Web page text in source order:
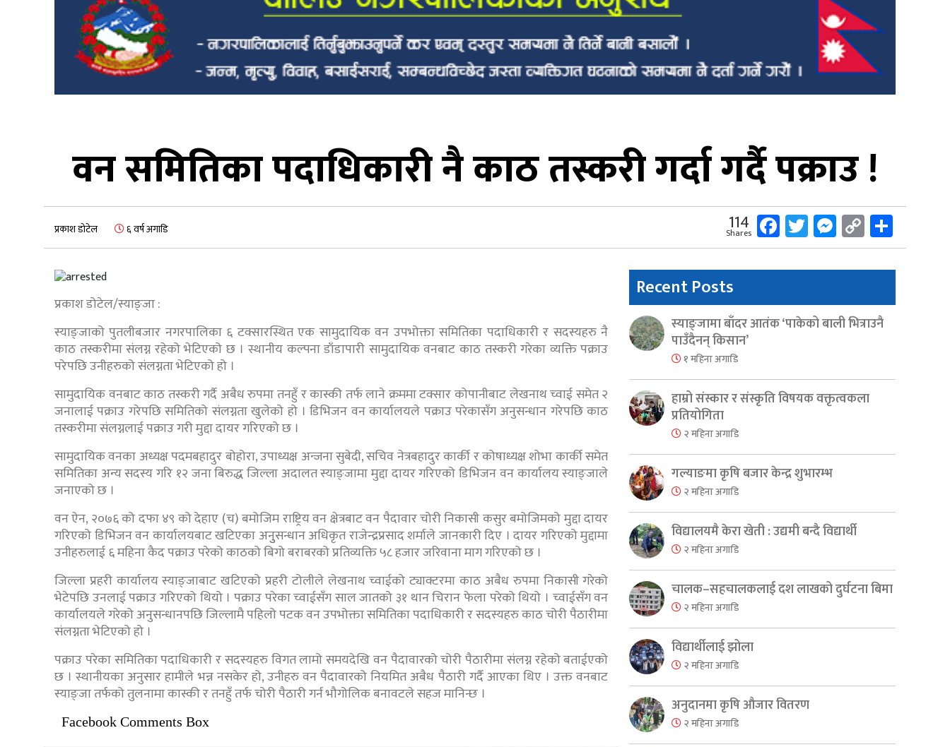
वन समितिका पदाधिकारी नै काठ तस्करी गर्दा गर्दै पक्राउ !
प्रकाश डोटेल ६ वर्ष अगाडि 114
Shares Facebook
Twitter
Messenger
Copy
Link
प्रकाश डोटेल/स्याङ्जा :
स्याङ्जाको पुतलीबजार नगरपालिका ६ टक्सारस्थित एक सामुदायिक वन उपभोक्ता समितिका पदाधिकारी र सदस्यहरु नै
काठ तस्करीमा संलग्न रहेको भेटिएको छ । स्थानीय कल्पना डाँडापारी सामुदायिक वनबाट काठ तस्करी गरेका व्यक्ति पक्राउ
परेपछि उनीहरुको संलग्नता भेटिएको हो ।
सामुदायिक वनबाट काठ तस्करी गर्दै अबैध रुपमा तनहुँ र कास्की तर्फ लाने क्रममा टक्सार कोपानीबाट लेखनाथ च्वाई समेत २
जनालाई पक्राउ गरेपछि समितिको संलग्नता खुलेको हो । डिभिजन वन कार्यालयले पक्राउ परेकासँग अनुसन्धान गरेपछि काठ
तस्करीमा संलग्नलाई पक्राउ गरी मुद्दा दायर गरिएको छ ।
सामुदायिक वनका अध्यक्ष पदमबहादुर बोहोरा, उपाध्यक्ष अन्जना सुबेदी, सचिव नेत्रबहादुर कार्की र कोषाध्यक्ष शोभा कार्की समेत
समितिका अन्य सदस्य गरि १२ जना बिरुद्ध जिल्ला अदालत स्याङ्जामा मुद्दा दायर गरिएको डिभिजन वन कार्यालय स्याङ्जाले
जनाएको छ ।
वन ऐन, २०७६ को दफा ४९ को देहाए (च) बमोजिम राष्ट्रिय वन क्षेत्रबाट वन पैदावार चोरी निकासी कसुर बमोजिमको मुद्दा दायर
गरिएको डिभिजन वन कार्यालयबाट खटिएका अनुुसन्धान अधिकृत राजेन्द्रप्रसाद शर्माले जानकारी दिए । दायर गरिएको मुद्दामा
उनीहरुलाई ६ महिना कैद पक्राउ परेको काठको बिगो बराबरको प्रतिव्यक्ति ५८ हजार जरिवाना माग गरिएको छ ।
जिल्ला प्रहरी कार्यालय स्याङ्जाबाट खटिएको प्रहरी टोलीले लेखनाथ च्वाईको ट्याक्टरमा काठ अबैध रुपमा निकासी गरेको
भेटेपछि उनलाई पक्राउ गरिएको थियो । पक्राउ परेका च्वाईसँग साल जातको ३१ थान चिरान फेला परेको थियो । च्वाईसँग वन
कार्यालयले गरेको अनुसन्धानपछि जिल्लामै पहिलो पटक वन उपभोक्ता समितिका पदाधिकारी र सदस्यहरु काठ चोरी पैठारीमा
संलग्नता भेटिएको हो ।
पक्राउ परेका समितिका पदाधिकारी र सदस्यहरु विगत लामो समयदेखि वन पैदावारको चोरी पैठारीमा संलग्न रहेको बताईएको
छ । स्थानीयका अनुसार हामीले भन्न नसकेर हो, उनीहरु वन पैदावारको नियमित अबैध पैठारी गर्दै आएका थिए । उक्त वनबाट
स्याङ्जा तर्फको तुलनामा कास्की र तनहुँ तर्फ चोरी पैठारी गर्न भौगोलिक बनावटले सहज मानिन्छ ।
Facebook Comments Box
Recent Posts
स्याङ्जामा बाँदर आतंक ‘पाकेको बाली भित्राउनै
पाउँदैनन् किसान’
१ महिना अगाडि
हाम्रो संस्कार र संस्कृति विषयक वक्तृत्वकला
प्रतियोगिता
२ महिना अगाडि
गल्याङमा कृषि बजार केन्द्र शुभारम्भ
२ महिना अगाडि
विद्यालयमै केरा खेती : उद्यमी बन्दै विद्यार्थी
२ महिना अगाडि
चालक–सहचालकलाई दश लाखको दुर्घटना बिमा
२ महिना अगाडि
विद्यार्थीलाई झोला
२ महिना अगाडि
अनुदानमा कृषि औजार वितरण
२ महिना अगाडि